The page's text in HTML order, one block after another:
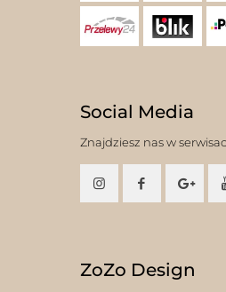
Social Media
Znajdziesz nas w
ZoZo Design